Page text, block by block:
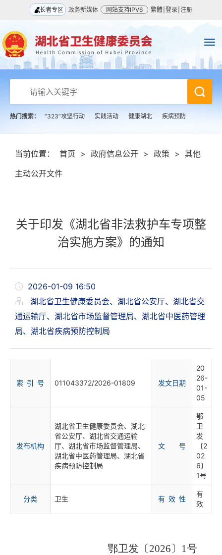
长者专区 政务新媒体 网站支持IPV6 繁體 登录 注册
热门搜索： “323”攻坚行动 实践活动 健康湖北 疾病预防
当前位置： 首页 > 政府信息公开 > 政策 > 其他
主动公开文件
关于印发《湖北省非法救护车专项整
治实施方案》的通知
2026-01-09 16:50
湖北省卫生健康委员会、湖北省公安厅、湖北省交
通运输厅、湖北省市场监督管理局、湖北省中医药管理
局、湖北省疾病预防控制局
索 引 号 011043372/2026-01809 发文日期
20
26-
01-
05
发布机构
湖北省卫生健康委员会、湖北
省公安厅、湖北省交通运输
厅、湖北省市场监督管理局、
湖北省中医药管理局、湖北省
疾病预防控制局
文 号
鄂
卫
发
〔2
02
6〕
1号
分类 卫生 有 效 性
有
效
鄂卫发〔2026〕1号